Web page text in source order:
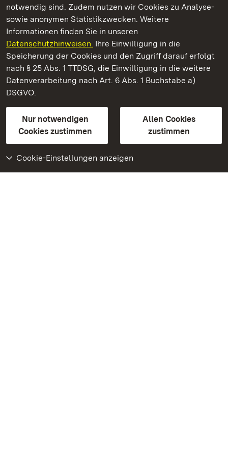
notwendig sind. Zudem nutzen wir Cookies zu Analyse-
sowie anonymen Statistikzwecken. Weitere
Informationen finden Sie in unseren
Datenschutzhinweisen. Ihre Einwilligung in die
Speicherung der Cookies und den Zugriff darauf erfolgt
nach § 25 Abs. 1 TTDSG, die Einwilligung in die weitere
Datenverarbeitung nach Art. 6 Abs. 1 Buchstabe a)
DSGVO.
Nur notwendigen
Cookies zustimmen
Allen Cookies
zustimmen
Cookie-Einstellungen anzeigen
Staatliche Schlösser und Gärten Baden‑Württemberg
Staatliche Schlösser und Gärten Baden-Württemberg
Kontakt
GebärdenspracheLeichte Sprache
Erklärung zur Barrierefreiheit
BITV-konform (geprüfte Seiten)
Weiteres